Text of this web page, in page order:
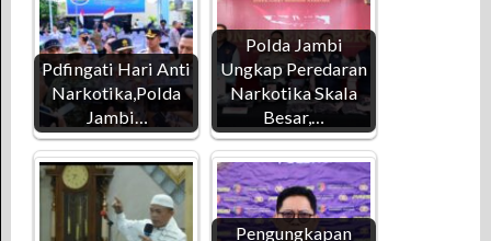
Pdfingati Hari Anti
Narkotika,Polda
Jambi…
Polda Jambi
Ungkap Peredaran
Narkotika Skala
Besar,…
Pengungkapan